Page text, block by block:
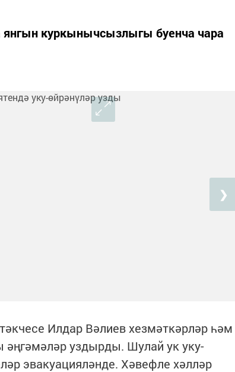
янгын куркынычсызлыгы буенча чара
❯
Илдар Вәлиев хезмәткәрләр һәм
уздырды. Шулай ук уку-
эвакуацияләнде. Хәвефле хәлләр